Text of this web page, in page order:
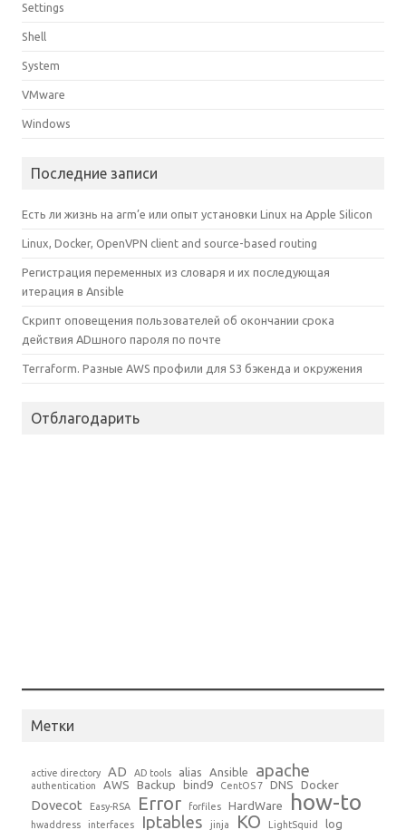
Settings
Shell
System
VMware
Windows
Последние записи
Есть ли жизнь на arm’е или опыт установки Linux на Apple Silicon
Linux, Docker, OpenVPN client and source-based routing
Регистрация переменных из словаря и их последующая
итерация в Ansible
Скрипт оповещения пользователей об окончании срока
действия ADшного пароля по почте
Terraform. Разные AWS профили для S3 бэкенда и окружения
Отблагодарить
Метки
active directory AD AD tools alias Ansible apache
authentication AWS Backup bind9 CentOS 7 DNS Docker
Dovecot Easy-RSA Error forfiles HardWare how-to
hwaddress interfaces Iptables jinja KO LightSquid log